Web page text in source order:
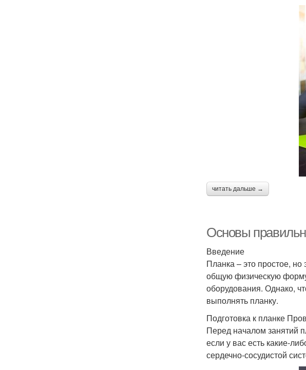
читать дальше →
Основы
Введение
Планка – это простое,
общую физическую
оборудования. Однако,
выполнять планку.
Подготовка к планке
Перед началом занятий
если у вас есть какие-
сердечно-сосудистой